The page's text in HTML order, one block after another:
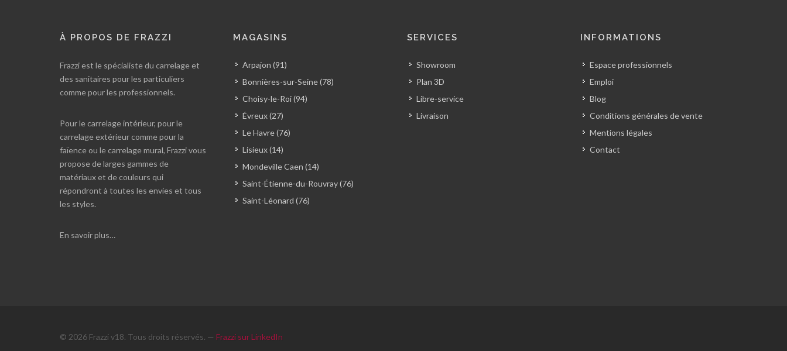
À PROPOS DE FRAZZI
Frazzi est le spécialiste du carrelage et
des sanitaires pour les particuliers
comme pour les professionnels.
Pour le carrelage intérieur, pour le
carrelage extérieur comme pour la
faïence ou le carrelage mural, Frazzi vous
propose de larges gammes de
matériaux et de couleurs qui
répondront à toutes les envies et tous
les styles.
En savoir plus…
MAGASINS
Arpajon (91)
Bonnières-sur-Seine (78)
Choisy-le-Roi (94)
Évreux (27)
Le Havre (76)
Lisieux (14)
Mondeville Caen (14)
Saint-Étienne-du-Rouvray (76)
Saint-Léonard (76)
SERVICES
Showroom
Plan 3D
Libre-service
Livraison
INFORMATIONS
Espace professionnels
Emploi
Blog
Conditions générales de vente
Mentions légales
Contact
© 2026 Frazzi v18. Tous droits réservés. — Frazzi sur LinkedIn